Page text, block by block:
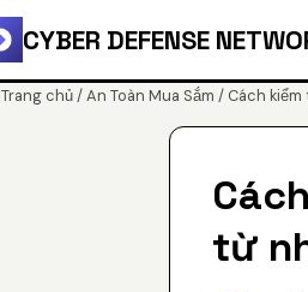
CYBER DEFENSE
Trang chủ/An Toàn Mua Sắm / Cách
từ